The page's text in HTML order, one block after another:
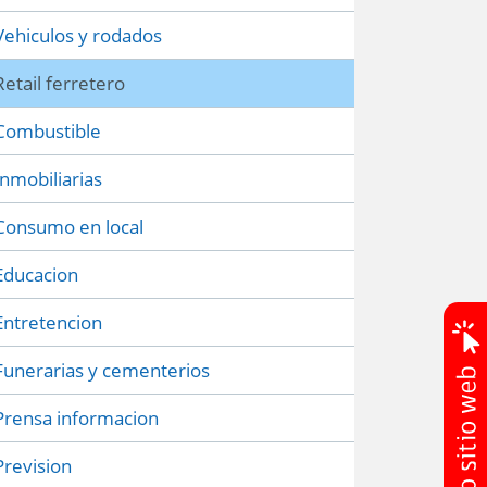
y rodados
ferretero
en local
y cementerios
informacion